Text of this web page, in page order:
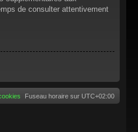
de consulter attentivement
Fuseau horaire sur UTC+02:00